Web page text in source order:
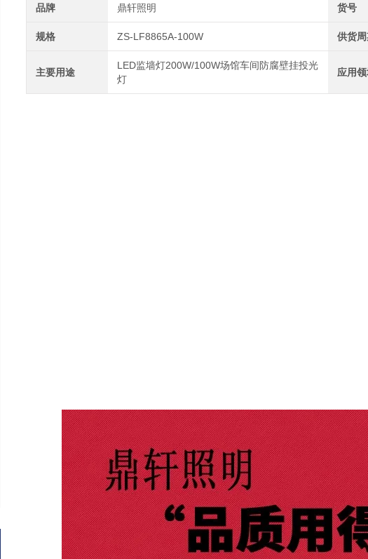
品牌 鼎轩照明 货号
规格 ZS-LF8865A-100W 供货
主要用途
LED监墙灯200W/100W场馆车间防腐壁挂投光
灯
应用